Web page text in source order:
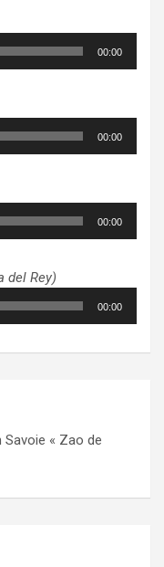
00:00
00:00
00:00
del Rey)
00:00
Savoie « Zao de